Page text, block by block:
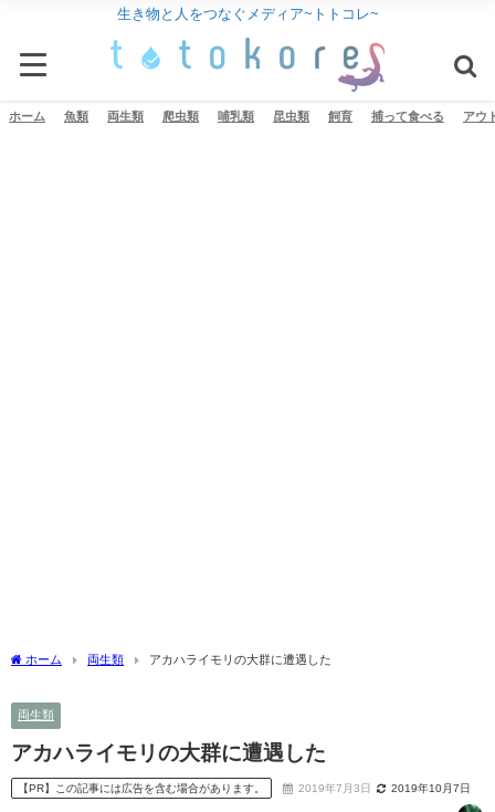
生き物と人をつなぐメディア~トトコレ~
ホーム 魚類 両生類 爬虫類 哺乳類 昆虫類 飼育 捕って食べる アウ
ホーム 両生類 アカハライモリの大群に遭遇した
両生類
アカハライモリの大群に遭遇した
【PR】この記事には広告を含む場合があります。 2019年7月3日 2019年10月7日